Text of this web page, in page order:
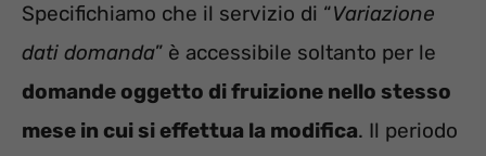
Specifichiamo che il servizio di “Variazione
dati domanda” è accessibile soltanto per le
domande oggetto di fruizione nello stesso
mese in cui si effettua la modifica. Il periodo